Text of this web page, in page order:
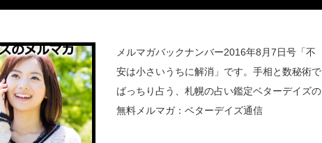
メルマガバックナンバー2016年8月7日号「不
安は小さいうちに解消」です。手相と数秘術で
ばっちり占う、札幌の占い鑑定ベターデイズの
無料メルマガ：ベターデイズ通信